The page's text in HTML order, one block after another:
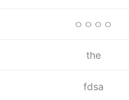
ㅇㅇㅇㅇ
the
fdsa